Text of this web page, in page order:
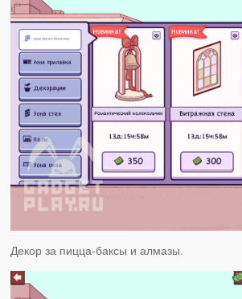
Декор за пицца-баксы и алмазы.